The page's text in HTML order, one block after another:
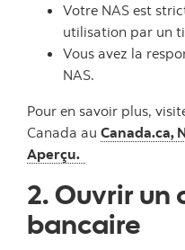
Votre NAS est
utilisation par un
Vous avez la
NAS.
Pour en savoir plus,
Canada au Canada.ca,
Aperçu.
2. Ouvrir un
bancaire